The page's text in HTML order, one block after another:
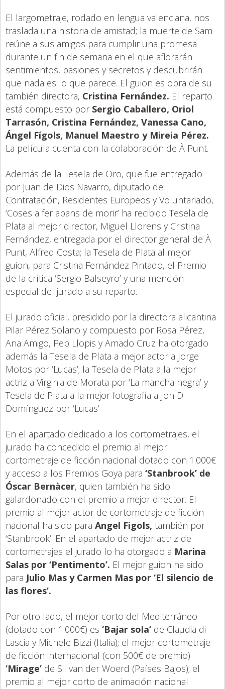
El largometraje, rodado en lengua valenciana, nos
traslada una historia de amistad; la muerte de Sam
reúne a sus amigos para cumplir una promesa
durante un fin de semana en el que aflorarán
sentimientos, pasiones y secretos y descubrirán
que nada es lo que parece. El guion es obra de su
también directora, Cristina Fernández. El reparto
está compuesto porSergio Caballero, Oriol
Tarrasón, Cristina Fernández, Vanessa Cano,
Ángel Fígols, Manuel Maestro y Mireia Pérez.
La película cuenta con la colaboración de À Punt.
Además de la Tesela de Oro, que fue entregado
por Juan de Dios Navarro, diputado de
Contratación, Residentes Europeos y Voluntariado,
‘Coses a fer abans de morir’ ha recibido Tesela de
Plata al mejor director, Miguel Llorens y Cristina
Fernández, entregada por el director general de À
Punt, Alfred Costa; la Tesela de Plata al mejor
guion, para Cristina Fernández Pintado, el Premio
de la crítica ‘Sergio Balseyro’ y una mención
especial del jurado a su reparto.
El jurado oficial, presidido por la directora alicantina
Pilar Pérez Solano y compuesto por Rosa Pérez,
Ana Amigo, Pep Llopis y Amado Cruz ha otorgado
además la Tesela de Plata a mejor actor a Jorge
Motos por ‘Lucas’; la Tesela de Plata a la mejor
actriz a Virginia de Morata por ‘La mancha negra’ y
Tesela de Plata a la mejor fotografía a Jon D.
Domínguez por ‘Lucas’
En el apartado dedicado a los cortometrajes, el
jurado ha concedido el premio al mejor
cortometraje de ficción nacional dotado con 1.000€
y acceso a los Premios Goya para ‘Stanbrook’ de
Óscar Bernàcer, quien también ha sido
galardonado con el premio a mejor director. El
premio al mejor actor de cortometraje de ficción
nacional ha sido para Angel Figols, también por
‘Stanbrook’. En el apartado de mejor actriz de
cortometrajes el jurado lo ha otorgado a Marina
Salas por ‘Pentimento’. El mejor guion ha sido
para Julio Mas y Carmen Mas por ‘El silencio de
las flores’.
Por otro lado, el mejor corto del Mediterráneo
(dotado con 1.000€) es ‘Bajar sola’ de Claudia di
Lascia y Michele Bizzi (Italia); el mejor cortometraje
de ficción internacional (con 500€ de premio)
‘Mirage’ de Sil van der Woerd (Países Bajos); el
premio al mejor corto de animación nacional